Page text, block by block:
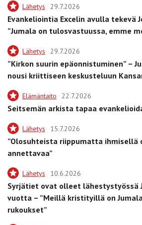
Lähetys 29.7.2026
Evankeliointia Excelin avulla tekevä
”Jumala on tulosvastuussa, emme
Lähetys 29.7.2026
”Kirkon suurin epäonnistuminen” –
nousi kriittiseen keskusteluun
Elämäntaito 22.7.2026
Seitsemän arkista tapaa
Lähetys 15.7.2026
”Olosuhteista riippumatta ihmisellä
annettavaa”
Lähetys 10.6.2026
Syrjätiet ovat olleet lähestystyössä
vuotta – ”Meillä kristityillä on
rukoukset”